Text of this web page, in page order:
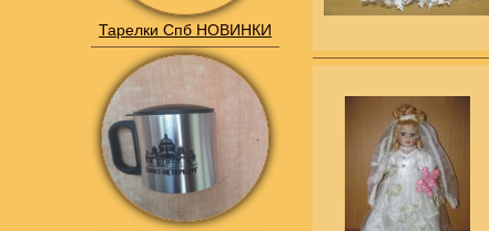
Тарелки Спб НОВИНКИ